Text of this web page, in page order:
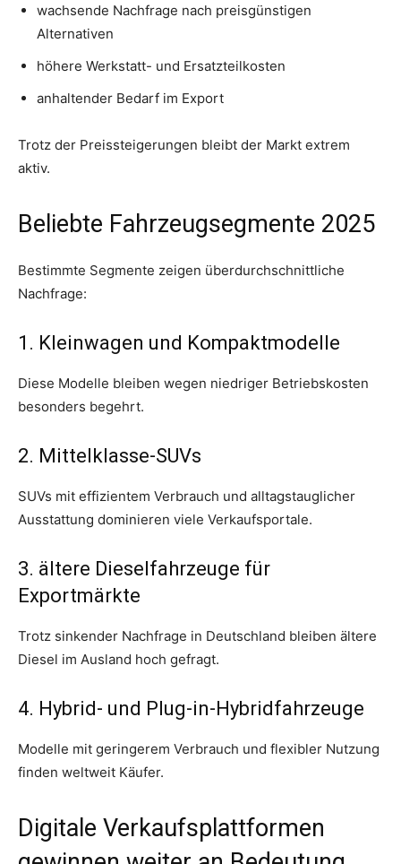
wachsende Nachfrage nach preisgünstigen
Alternativen
höhere Werkstatt- und Ersatzteilkosten
anhaltender Bedarf im Export
Trotz der Preissteigerungen bleibt der Markt extrem
aktiv.
Beliebte Fahrzeugsegmente 2025
Bestimmte Segmente zeigen überdurchschnittliche
Nachfrage:
1. Kleinwagen und Kompaktmodelle
Diese Modelle bleiben wegen niedriger Betriebskosten
besonders begehrt.
2. Mittelklasse-SUVs
SUVs mit effizientem Verbrauch und alltagstauglicher
Ausstattung dominieren viele Verkaufsportale.
3. ältere Dieselfahrzeuge für
Exportmärkte
Trotz sinkender Nachfrage in Deutschland bleiben ältere
Diesel im Ausland hoch gefragt.
4. Hybrid- und Plug-in-Hybridfahrzeuge
Modelle mit geringerem Verbrauch und flexibler Nutzung
finden weltweit Käufer.
Digitale Verkaufsplattformen